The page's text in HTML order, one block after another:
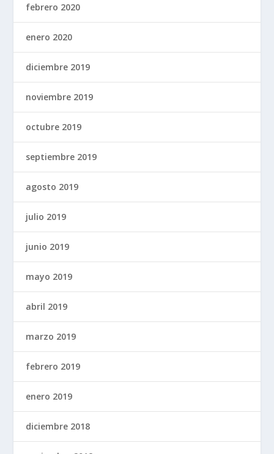
febrero 2020
enero 2020
diciembre 2019
noviembre 2019
octubre 2019
septiembre 2019
agosto 2019
julio 2019
junio 2019
mayo 2019
abril 2019
marzo 2019
febrero 2019
enero 2019
diciembre 2018